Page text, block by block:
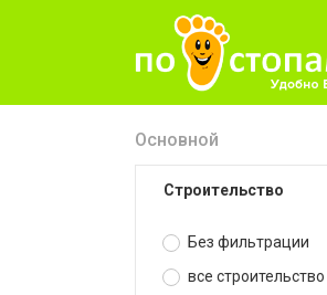
Основной
строительство
Без фильтрации
все строительство